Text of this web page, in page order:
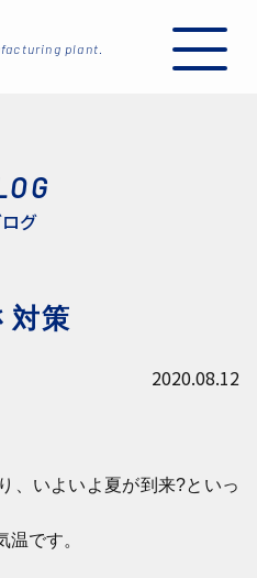
plant.
グ
対策
2020.08.12
、いよいよ夏が到来?といっ
温です。